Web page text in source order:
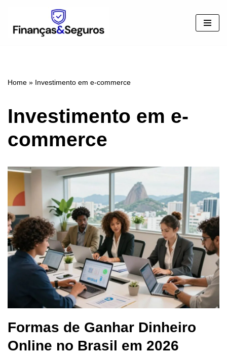
Pular
Home » Investimento em e-commerce
Investimento em e-
commerce
Formas de Ganhar Dinheiro
Online no Brasil em 2026